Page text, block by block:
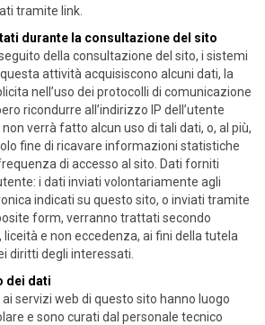
tramite link.
durante la consultazione del sito
della consultazione del sito, i sistemi
attività acquisiscono alcuni dati, la
nell’uso dei protocolli di comunicazione
ricondurre all’indirizzo IP dell’utente
verrà fatto alcun uso di tali dati, o, al più,
fine di ricavare informazioni statistiche
di accesso al sito. Dati forniti
i dati inviati volontariamente agli
indicati su questo sito, o inviati tramite
form, verranno trattati secondo
e non eccedenza, ai fini della tutela
diritti degli interessati.
dei dati
servizi web di questo sito hanno luogo
e sono curati dal personale tecnico